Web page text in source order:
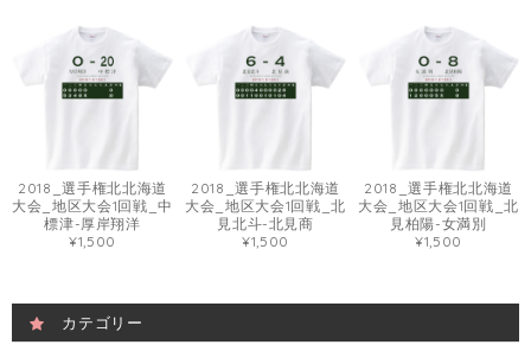
2018_選手権北北海道
大会_地区大会1回戦_中
標津-厚岸翔洋
¥1,500
2018_選手権北北海道
大会_地区大会1回戦_北
見北斗-北見商
¥1,500
2018_選手権北北海道
大会_地区大会1回戦_北
見柏陽-女満別
¥1,500
カテゴリー